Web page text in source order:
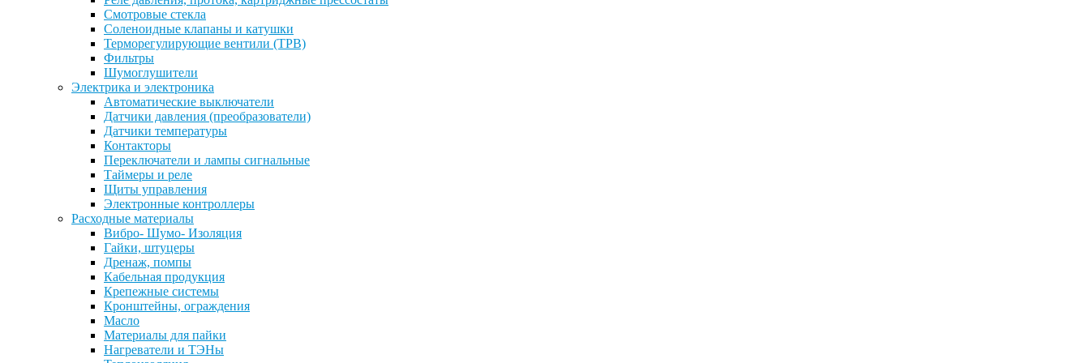
Смотровые стекла
Соленоидные клапаны и катушки
Терморегулирующие вентили (ТРВ)
Фильтры
Шумоглушители
Электрика и электроника
Автоматические выключатели
Датчики давления (преобразователи)
Датчики температуры
Контакторы
Переключатели и лампы сигнальные
Таймеры и реле
Щиты управления
Электронные контроллеры
Расходные материалы
Вибро- Шумо- Изоляция
Гайки, штуцеры
Дренаж, помпы
Кабельная продукция
Крепежные системы
Кронштейны, ограждения
Масло
Материалы для пайки
Нагреватели и ТЭНы